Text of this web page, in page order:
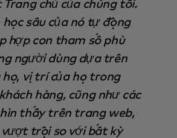
Trang chủ của chúng tôi.
sâu của nó tự động
hợp con tham số phù
người dùng dựa trên
họ, vị trí của họ trong
hàng, cũng như các
thấy trên trang web,
vượt trội so với bất kỳ